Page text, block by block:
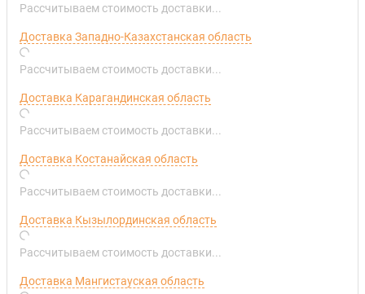
Рассчитываем стоимость доставки...
Доставка Западно-Казахстанская область
Рассчитываем стоимость доставки...
Доставка Карагандинская область
Рассчитываем стоимость доставки...
Доставка Костанайская область
Рассчитываем стоимость доставки...
Доставка Кызылординская область
Рассчитываем стоимость доставки...
Доставка Мангистауская область